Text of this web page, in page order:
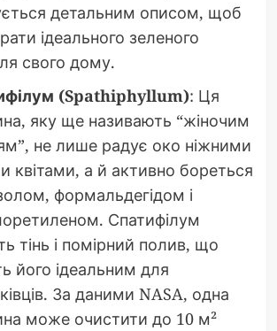
детальним описом, щоб
ідеального зеленого
свого дому.
(Spathiphyllum): Ця
яку ще називають “жіночим
не лише радує око ніжними
квітами, а й активно бореться
формальдегідом і
Спатифілум
тінь і помірний полив, що
його ідеальним для
За даними NASA, одна
може очистити до 10 м²